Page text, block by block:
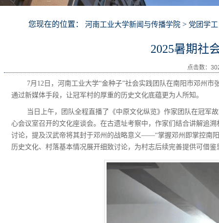
您现在的位置： 河南工业大学新闻与传播学院 > 党团学工
2025暑期社
点击数：
7月12日，河南工业大学“金种子”社会实践团队在南阳市邓州
通过新媒体手段，让冠军村的厚重的历史文化底蕴更为人所知。
当日上午，团队全程直播了《中原文化纵览》作家团队在冠军
心会议室召开的文化座谈会。在古遗址考察中，作家们结合讲解追
讨论，提及汉武帝将其封于邓州的战略意义——“掌握邓州即掌控南
历史文化、村落基本情况展开细致讨论，为村志后续完善提供可借鉴